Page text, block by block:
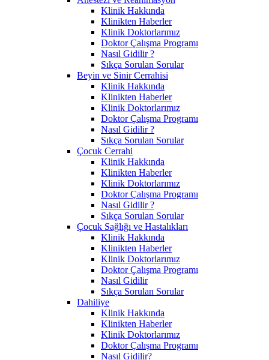
Klinik Hakkında
Klinikten Haberler
Klinik Doktorlarımız
Doktor Çalışma Programı
Nasıl Gidilir ?
Sıkça Sorulan Sorular
Beyin ve Sinir Cerrahisi
Klinik Hakkında
Klinikten Haberler
Klinik Doktorlarımız
Doktor Çalışma Programı
Nasıl Gidilir ?
Sıkça Sorulan Sorular
Çocuk Cerrahi
Klinik Hakkında
Klinikten Haberler
Klinik Doktorlarımız
Doktor Çalışma Programı
Nasıl Gidilir ?
Sıkça Sorulan Sorular
Çocuk Sağlığı ve Hastalıkları
Klinik Hakkında
Klinikten Haberler
Klinik Doktorlarımız
Doktor Çalışma Programı
Nasıl Gidilir
Sıkça Sorulan Sorular
Dahiliye
Klinik Hakkında
Klinikten Haberler
Klinik Doktorlarımız
Doktor Çalışma Programı
Nasıl Gidilir?